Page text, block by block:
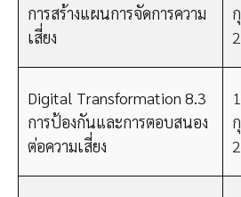
การสร้างแผนการจัดการความ
เสี่ยง
Digital Transformation 8.3
การป้องกันและการตอบสนอง
ต่อความเสี่ยง